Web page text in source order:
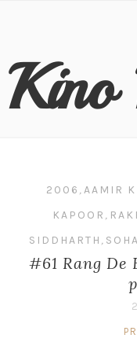
Kino
2006 ,AAMIR
KAPOOR ,
SIDDHARTH ,
#61 Rang De